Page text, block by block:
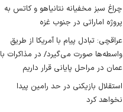
چراغ سبز مخفیانه نتانیاهو و کاتس به
پروژه اماراتی در جنوب غزه
عراقچی: تبادل پیام با آمریکا از طریق
واسطه‌ها صورت می‌گیرد/ در مذاکرات با
عمان در مراحل پایانی قرار داریم
استقلال بازیکنی در حد رامین پیدا
نخواهد کرد